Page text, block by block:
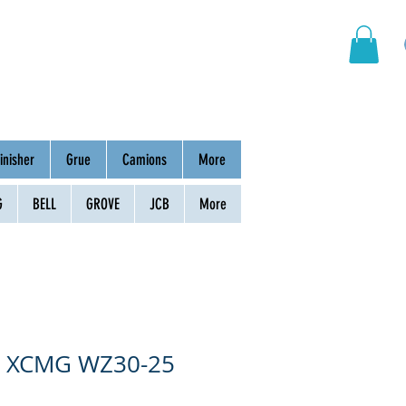
Grue Camions More
BELL GROVE JCB More
WZ30-25